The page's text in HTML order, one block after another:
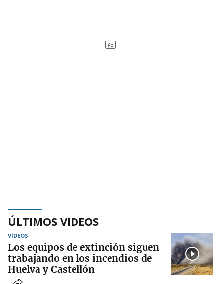
ÚLTIMOS VIDEOS
VÍDEOS
Los equipos de extinción siguen
trabajando en los incendios de
Huelva y Castellón